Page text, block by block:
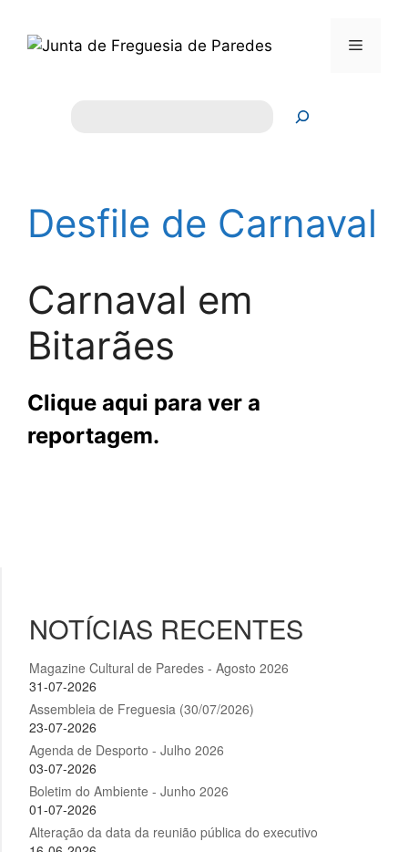
para
Menu
Desfile de Carnaval
Carnaval em
Bitarães
Clique aqui para ver a
reportagem.